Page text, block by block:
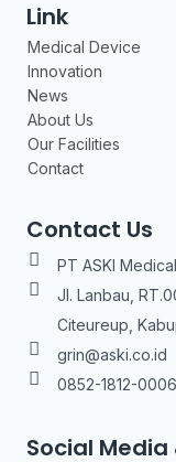
Link
Medical Device
Innovation
News
About Us
Our Facilities
Contact
Contact Us
PT ASKI
Jl. Lanbau,
Citeureup,
grin@aski.co.id
0852-1812-0006
Social Media